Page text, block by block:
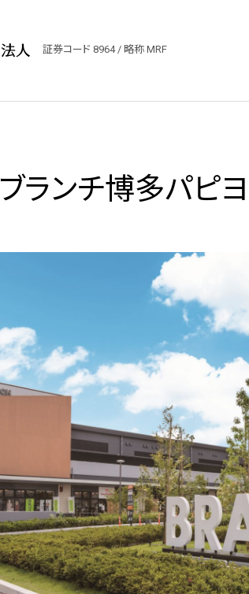
証券コード 8964 / 略称 MRF
ブランチ博多パピ